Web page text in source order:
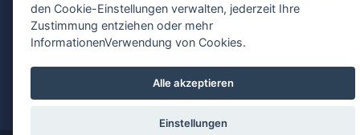
den Cookie-Einstellungen verwalten, jederzeit Ihre
Zustimmung entziehen oder mehr
InformationenVerwendung von Cookies.
Alle akzeptieren
Einstellungen
Impressum AGB
Datenschutzbestimmungen Standortauswahl